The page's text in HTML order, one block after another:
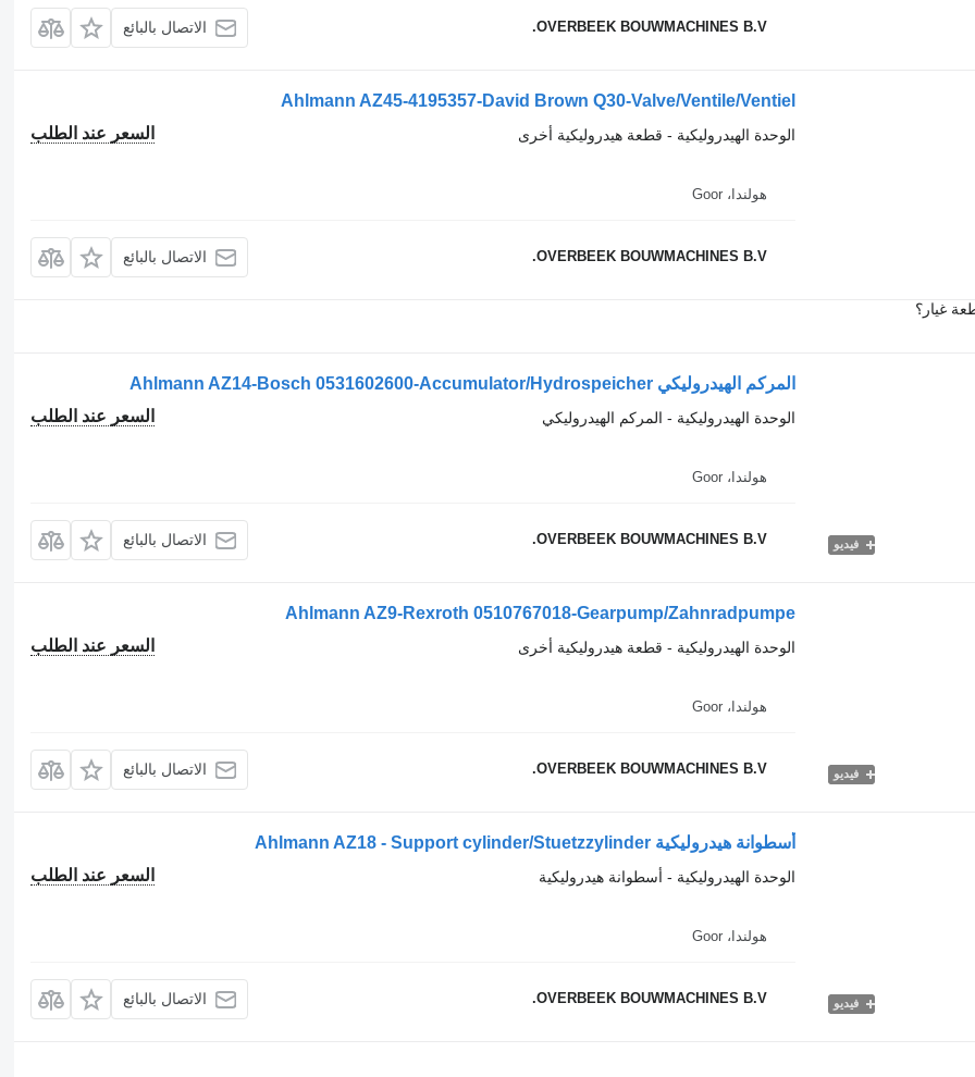
OVERBEEK BOUWMACHINES B.V. الاتصال بالبائع
Ahlmann AZ45-4195357-David Brown Q30-Valve/Ventile/Ventiel
السعر عند الطلب
الوحدة الهيدروليكية - قطعة هيدروليكية أخرى
هولندا، Goor
OVERBEEK BOUWMACHINES B.V. الاتصال بالبائع
غيار؟
فيديو
المركم الهيدروليكي Ahlmann AZ14-Bosch 0531602600-Accumulator/Hydrospeicher
السعر عند الطلب
الوحدة الهيدروليكية - المركم الهيدروليكي
هولندا، Goor
OVERBEEK BOUWMACHINES B.V. الاتصال بالبائع
فيديو
Ahlmann AZ9-Rexroth 0510767018-Gearpump/Zahnradpumpe
السعر عند الطلب
الوحدة الهيدروليكية - قطعة هيدروليكية أخرى
هولندا، Goor
OVERBEEK BOUWMACHINES B.V. الاتصال بالبائع
فيديو
أسطوانة هيدروليكية Ahlmann AZ18 - Support cylinder/Stuetzzylinder
السعر عند الطلب
الوحدة الهيدروليكية - أسطوانة هيدروليكية
هولندا، Goor
OVERBEEK BOUWMACHINES B.V. الاتصال بالبائع